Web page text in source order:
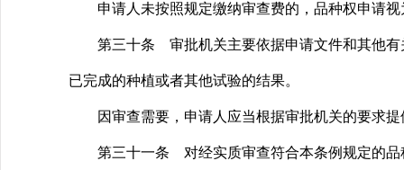
申请人未按照规定缴纳审查费的，品种权申请视
第三十条 审批机关主要依据申请文件和其他有
已完成的种植或者其他试验的结果。
因审查需要，申请人应当根据审批机关的要求提
第三十一条 对经实质审查符合本条例规定的品